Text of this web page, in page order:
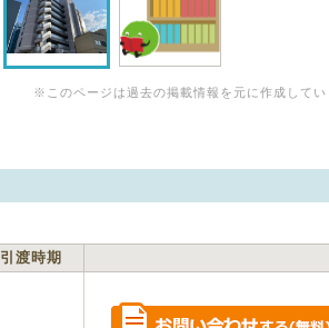
※このページは過去の掲載情報を元に作成してい
引渡時期